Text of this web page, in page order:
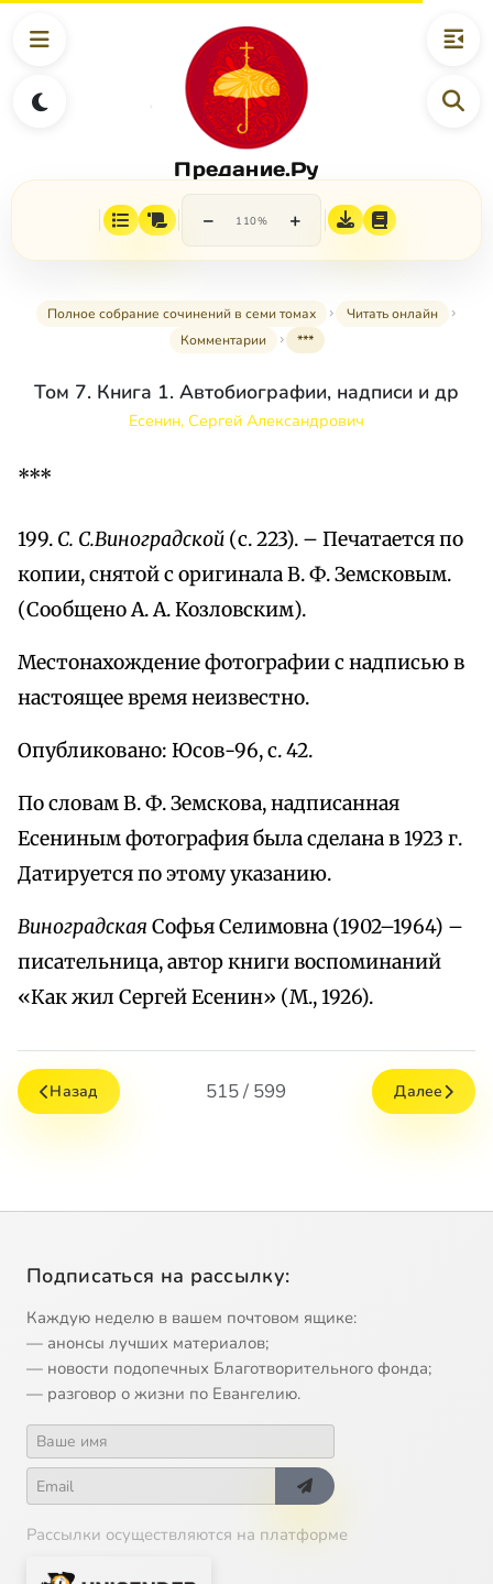
Предание.Ру
− 110% +
Полное собрание сочинений в семи томах
Читать онлайн
Комментарии
***
Том 7. Книга 1. Автобиографии, надписи и др
Есенин, Сергей Александрович
***
199. С. С.Виноградской (с. 223). – Печатается по
копии, снятой с оригинала В. Ф. Земсковым.
(Сообщено А. А. Козловским).
Местонахождение фотографии с надписью в
настоящее время неизвестно.
Опубликовано: Юсов-96, с. 42.
По словам В. Ф. Земскова, надписанная
Есениным фотография была сделана в 1923 г.
Датируется по этому указанию.
Виноградская Софья Селимовна (1902–1964) –
писательница, автор книги воспоминаний
«Как жил Сергей Есенин» (М., 1926).
Назад 515 / 599 Далее
Подписаться на рассылку:
Каждую неделю в вашем почтовом ящике:
— анонсы лучших материалов;
— новости подопечных Благотворительного фонда;
— разговор о жизни по Евангелию.
Рассылки осуществляются на платформе